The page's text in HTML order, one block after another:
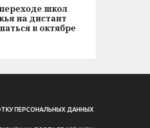
школ
на дистант
в октябре
ПЕРСОНАЛЬНЫХ ДАННЫХ